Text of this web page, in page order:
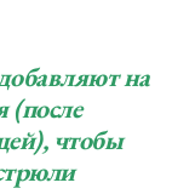
на
(после
чтобы